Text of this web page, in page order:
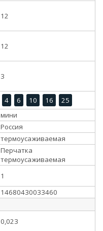
12
12
3
4 6 10 16
25
мини
Россия
термоусаживаемая
Перчатка
термоусаживаемая
1
14680430033460
0,023